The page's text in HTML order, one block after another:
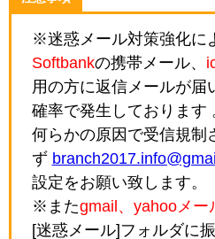
※迷惑メール対策強化に
Softbankの携帯メール、
用の方に返信メールが届
確率で発生しております
何らかの原因で受信規制
ず
設定をお願い致します。
※またgmail、yahooメー
[迷惑メール]フォルダに